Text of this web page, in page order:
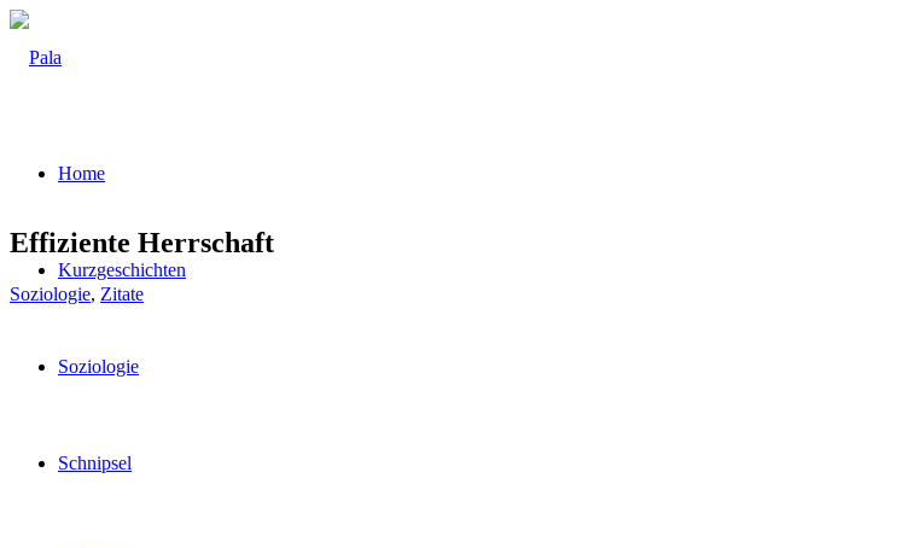
Home
Kurz­ge­schich­ten
Sozio­lo­gie
Schnip­sel
Effi­zi­en­te Herrschaft
Soziologie, Zitate